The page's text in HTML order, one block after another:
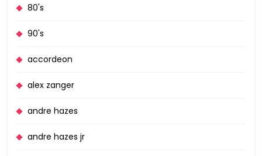
80's
90's
accordeon
alex zanger
andre hazes
andre hazes jr